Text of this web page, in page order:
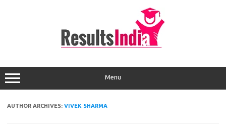
Menu
AUTHOR ARCHIVES: VIVEK SHARMA